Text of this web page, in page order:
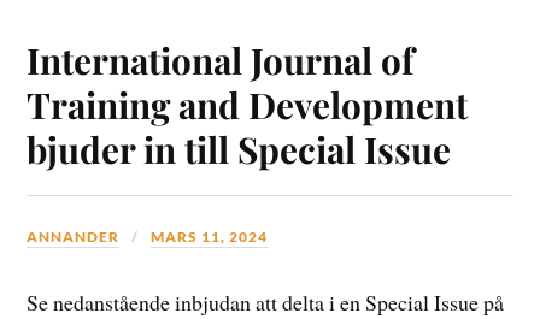
International Journal of
Training and Development
bjuder in till Special Issue
ANNANDER MARS 11, 2024
Se nedanstående inbjudan att delta i en Special Issue på